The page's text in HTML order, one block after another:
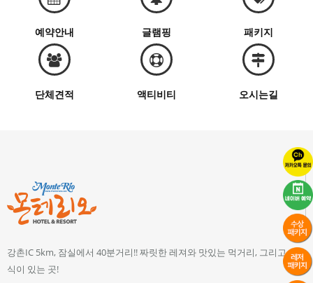
예약안내 글램핑 패키지
단체견적 액티비티 오시는길
강촌IC 5km, 잠실에서 40분거리!! 짜릿한 레져와 맛있는 먹거리, 그리고 휴
식이 있는 곳!